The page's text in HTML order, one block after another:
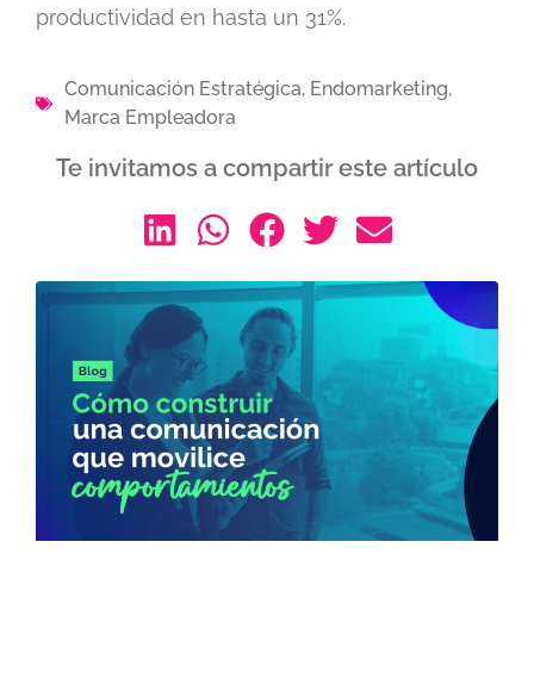
productividad en hasta un 31%.
Comunicación Estratégica, Endomarketing,
Marca Empleadora
Te invitamos a compartir este artículo